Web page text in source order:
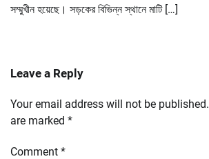
সম্মুখীন হয়েছে। সড়কের বিভিন্ন স্থানে মাটি […]
Leave a Reply
Your email address will not be published.
are marked *
Comment *